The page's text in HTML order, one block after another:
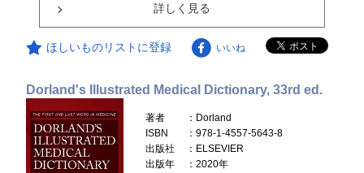
詳しく見る
ほしいものリストに登録 いいね
Dorland's Illustrated Medical Dictionary, 33rd ed.
著者
：Dorland
ISBN
：978-1-4557-5643-8
出版社
：ELSEVIER
出版年
：2020年